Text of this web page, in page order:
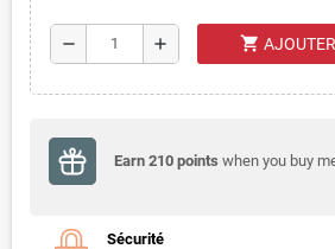
remove add shopping_cart
Earn 210 points when you buy
Sécurité